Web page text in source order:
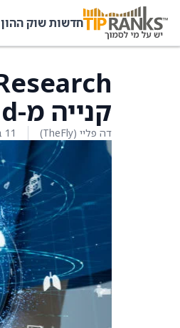
חדשות שוק ההון
קנייה מ-Peer Hold, וקבעו מחיר יעד של 60 דולר
דה פליי (TheFly) 11 בדצמבר 2025